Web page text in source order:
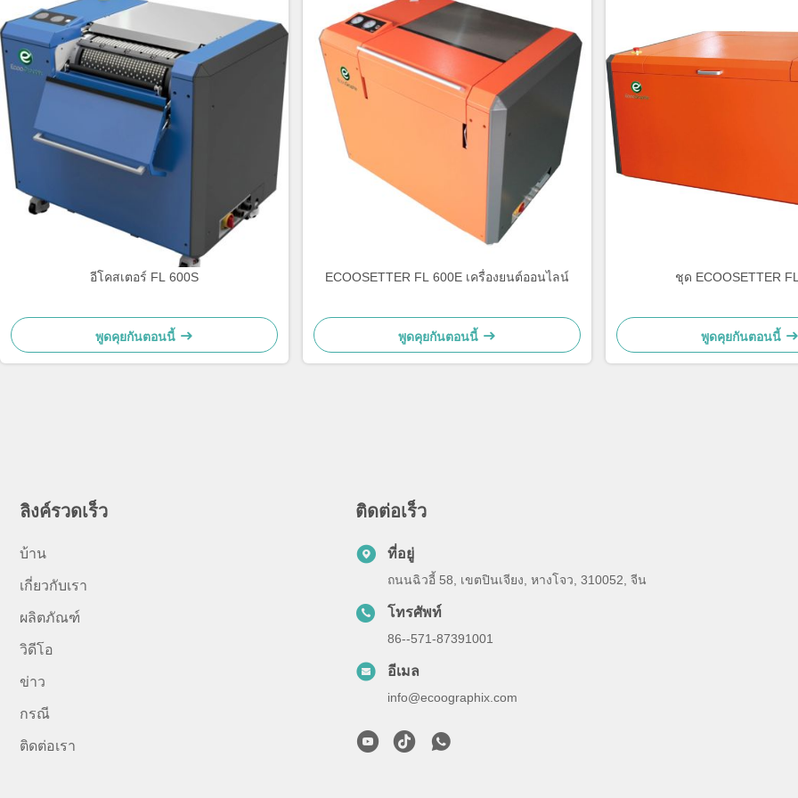
อีโคสเตอร์ FL 600S
พูดคุยกันตอนนี้
ECOOSETTER FL 600E เครื่องยนต์ออนไลน์
พูดคุยกันตอนนี้
ชุด ECOOSETTER
พูดคุยกันตอนนี้
ลิงค์รวดเร็ว
บ้าน
เกี่ยวกับเรา
ผลิตภัณฑ์
วิดีโอ
ข่าว
กรณี
ติดต่อเรา
ติดต่อเร็ว
ที่อยู่
ถนนฉิวอี้ 58, เขตปินเจียง, หางโจว, 310052, จีน
โทรศัพท์
86--571-87391001
อีเมล
info@ecoographix.com